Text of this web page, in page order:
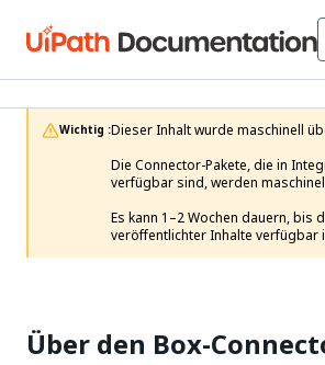
Wichtig :Dieser Inhalt wurde maschinell
Die Connector-Pakete, die in
verfügbar sind, werden
Es kann 1–2 Wochen dauern, bis
veröffentlichter Inhalte verfügbar
Über den Box-